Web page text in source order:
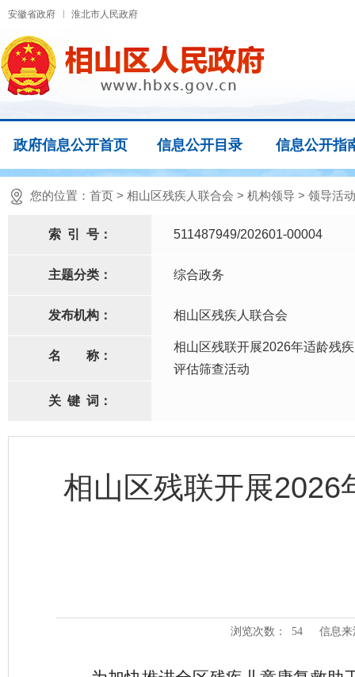
安徽省政府 淮北市人民政府
政府信息公开首页 信息公开目录 信息公开指
您的位置： 首页 > 相山区残疾人联合会 > 机构领导 > 领导活动
索 引 号： 511487949/202601-00004
主题分类： 综合政务
发布机构： 相山区残疾人联合会
名 称：
相山区残联开展2026年适龄残
评估筛查活动
关 键 词：
相山区残联开展2026
浏览次数： 54 信息